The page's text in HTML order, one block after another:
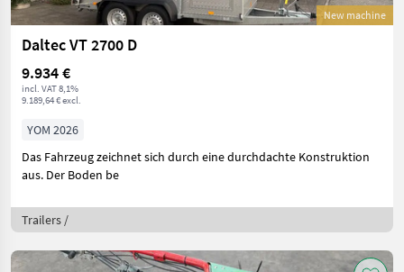
New machine
Daltec VT 2700 D
9.934 €
incl. VAT 8,1%
9.189,64 € excl.
YOM 2026
Das Fahrzeug zeichnet sich durch eine durchdachte Konstruktion
aus. Der Boden be
Trailers /